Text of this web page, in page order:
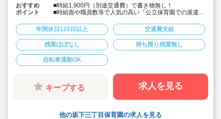
おすすめ
ポイント
■時給1,900円（別途交通費）で書き物無し！
■時給面や職員数等で人気の高い「公立保育園での派遣求
■勤務時間・日数の相談が可能です！
■キララサポートだけの取り扱いです！
年間休日120日以上 交通費支給
残業ほぼなし 持ち帰り残業無し
自転車通勤OK
キープする 求人を見る
他の坂下三丁目保育園の求人を見る